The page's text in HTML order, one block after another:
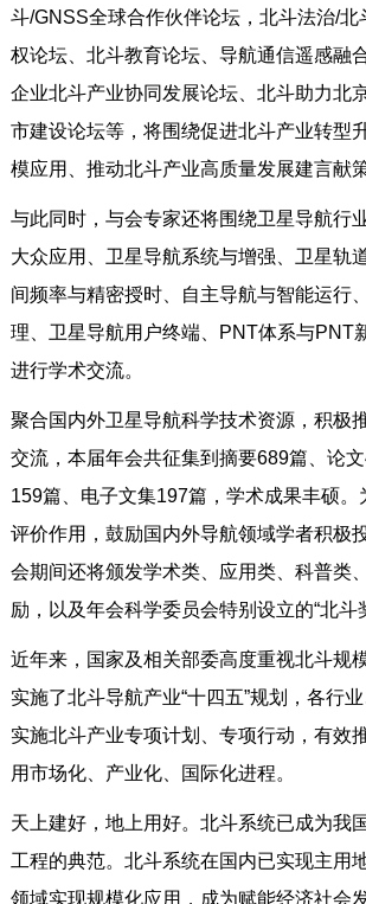
斗/GNSS全球合作伙伴论坛，北斗法治/北
权论坛、北斗教育论坛、导航通信遥感融
企业北斗产业协同发展论坛、北斗助力北
市建设论坛等，将围绕促进北斗产业转型
模应用、推动北斗产业高质量发展建言献策
与此同时，与会专家还将围绕卫星导航行
大众应用、卫星导航系统与增强、卫星轨
间频率与精密授时、自主导航与智能运行
理、卫星导航用户终端、PNT体系与PNT
进行学术交流。
聚合国内外卫星导航科学技术资源，积极
交流，本届年会共征集到摘要689篇、论
159篇、电子文集197篇，学术成果丰硕。
评价作用，鼓励国内外导航领域学者积极
会期间还将颁发学术类、应用类、科普类
励，以及年会科学委员会特别设立的“北斗
近年来，国家及相关部委高度重视北斗规
实施了北斗导航产业“十四五”规划，各行
实施北斗产业专项计划、专项行动，有效
用市场化、产业化、国际化进程。
天上建好，地上用好。北斗系统已成为我
工程的典范。北斗系统在国内已实现主用
领域实现规模化应用，成为赋能经济社会